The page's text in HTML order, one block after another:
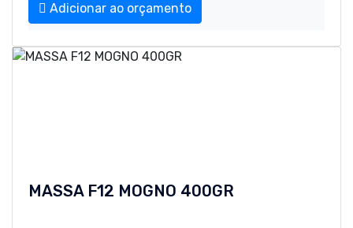
Adicionar ao orçamento
MASSA F12 MOGNO 400GR